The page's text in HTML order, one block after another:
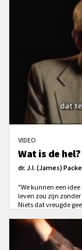
VIDEO
Wat is de hel?
dr. J.I. (James)
"We kunnen een
leven zou zijn
Niets dat vreugde